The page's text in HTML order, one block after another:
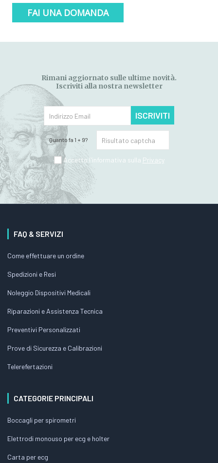
FAI UNA DOMANDA
Rimani aggiornato sulle ultime novità.
Iscriviti alla nostra newsletter
ISCRIVITI
Quanto fa 1 + 9?
Accetto l'informativa sulla Privacy
FAQ & SERVIZI
Come effettuare un ordine
Spedizioni e Resi
Noleggio Dispositivi Medicali
Riparazioni e Assistenza Tecnica
Preventivi Personalizzati
Prove di Sicurezza e Calibrazioni
Telerefertazioni
CATEGORIE PRINCIPALI
Boccagli per spirometri
Elettrodi monouso per ecg e holter
Carta per ecg